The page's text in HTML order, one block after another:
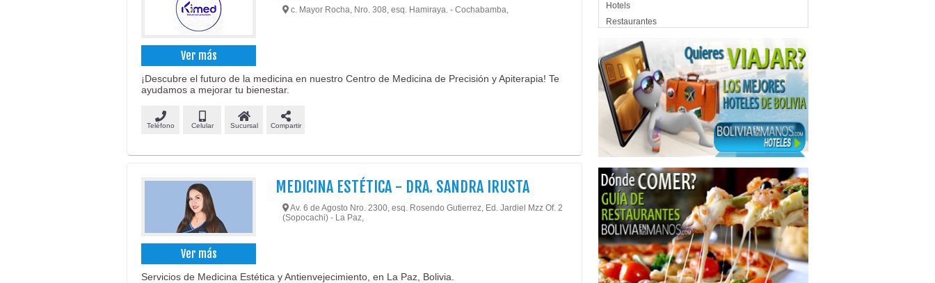
Ver más
c. Mayor Rocha, Nro. 308, esq. Hamiraya. - Cochabamba,
¡Descubre el futuro de la medicina en nuestro Centro de Medicina de Precisión y Apiterapia! Te
ayudamos a mejorar tu bienestar.
Teléfono Celular Sucursal Compartir
Ver más
MEDICINA ESTÉTICA - DRA. SANDRA IRUSTA
Av. 6 de Agosto Nro. 2300, esq. Rosendo Gutierrez, Ed. Jardiel Mzz Of. 2
(Sopocachi) - La Paz,
Servicios de Medicina Estética y Antienvejecimiento, en La Paz, Bolivia.
Hotels
Restaurantes
Pub’s
Café
Restaurantes: Comida Arabe
Restaurantes: Comida Internacional
Cafés
Estética capilar
Medicina Capilar
Reconstrucción capilar
Tratamiento capilar
Centros Médicos
Salud: Centros Médicos
Botox
Estética Integral
Medicina Estética
Plasma rico en plaquetas